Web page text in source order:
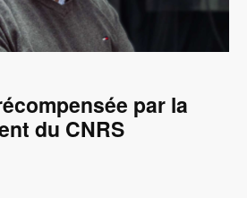
par la
du CNRS